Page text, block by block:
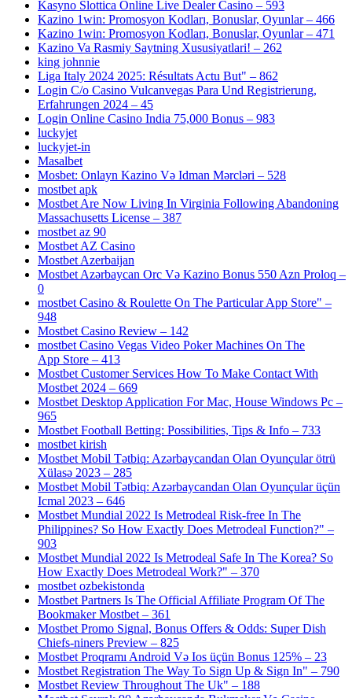
Kasyno Slottica Online Live Dealer Casino – 593
Kazino 1win: Promosyon Kodları, Bonuslar, Oyunlar – 466
Kazino 1win: Promosyon Kodları, Bonuslar, Oyunlar – 471
Kazino Va Rasmiy Saytning Xususiyatlari! – 262
king johnnie
Liga Italy 2024 2025: Résultats Actu But" – 862
Login C/o Casino Vulcanvegas Para Und Registrierung,
Erfahrungen 2024 – 45
Login Online Casino India 75,000 Bonus – 983
luckyjet
luckyjet-in
Masalbet
Mosbet: Onlayn Kazino Və Idman Mərcləri – 528
mostbet apk
Mostbet Are Now Living In Virginia Following Abandoning
Massachusetts License – 387
mostbet az 90
Mostbet AZ Casino
Mostbet Azerbaijan
Mostbet Azərbaycan Orc Və Kazino Bonus 550 Azn Proloq –
0
‎mostbet Casino & Roulette On The Particular App Store" –
948
Mostbet Casino Review – 142
‎mostbet Casino Vegas Video Poker Machines On The
App Store – 413
Mostbet Customer Services How To Make Contact With
Mostbet 2024 – 669
Mostbet Desktop Application For Mac, House Windows Pc –
965
Mostbet Football Betting: Possibilities, Tips & Info – 733
mostbet kirish
Mostbet Mobil Tətbiq: Azərbaycandan Olan Oyunçular ötrü
Xülasə 2023 – 285
Mostbet Mobil Tətbiq: Azərbaycandan Olan Oyunçular üçün
Icmal 2023 – 646
Mostbet Mundial 2022 Is Metrodeal Risk-free In The
Philippines? So How Exactly Does Metrodeal Function?" –
903
Mostbet Mundial 2022 Is Metrodeal Safe In The Korea? So
How Exactly Does Metrodeal Work?" – 370
mostbet ozbekistonda
Mostbet Partners Is The Official Affiliate Program Of The
Bookmaker Mostbet – 361
Mostbet Promo Signal, Bonus Offers & Odds: Super Dish
Chiefs-niners Preview – 825
Mostbet Proqramı Android Və Ios üçün Bonus 125% – 23
Mostbet Registration The Way To Sign Up & Sign In" – 790
Mostbet Review Throughout The Uk" – 188